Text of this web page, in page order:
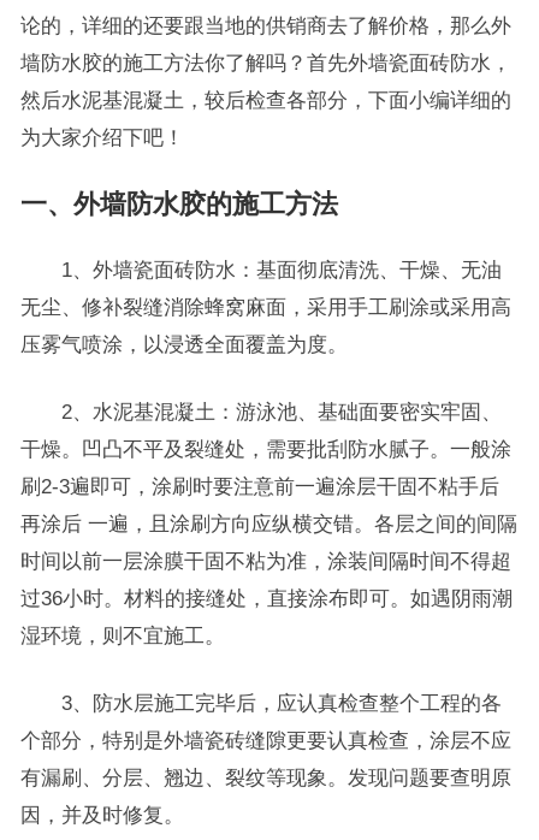
论的，详细的还要跟当地的供销商去了解价格，那么外
墙防水胶的施工方法你了解吗？首先外墙瓷面砖防水，
然后水泥基混凝土，较后检查各部分，下面小编详细的
为大家介绍下吧！
一、外墙防水胶的施工方法
1、外墙瓷面砖防水：基面彻底清洗、干燥、无油
无尘、修补裂缝消除蜂窝麻面，采用手工刷涂或采用高
压雾气喷涂，以浸透全面覆盖为度。
2、水泥基混凝土：游泳池、基础面要密实牢固、
干燥。凹凸不平及裂缝处，需要批刮防水腻子。一般涂
刷2-3遍即可，涂刷时要注意前一遍涂层干固不粘手后
再涂后 一遍，且涂刷方向应纵横交错。各层之间的间隔
时间以前一层涂膜干固不粘为准，涂装间隔时间不得超
过36小时。材料的接缝处，直接涂布即可。如遇阴雨潮
湿环境，则不宜施工。
3、防水层施工完毕后，应认真检查整个工程的各
个部分，特别是外墙瓷砖缝隙更要认真检查，涂层不应
有漏刷、分层、翘边、裂纹等现象。发现问题要查明原
因，并及时修复。